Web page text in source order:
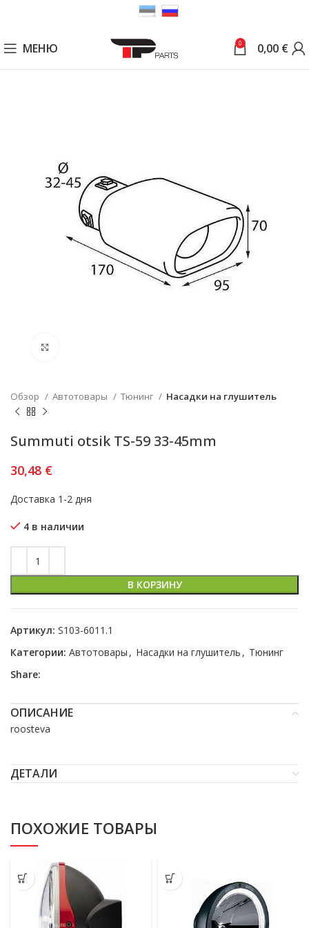
МЕНЮ 0 0,00 €
Обзор Автотовары Тюнинг Насадки на глушитель
Summuti otsik TS-59 33-45mm
30,48 €
Доставка 1-2 дня
4 в наличии
В КОРЗИНУ
Артикул: S103-6011.1
Категории: Автотовары , Насадки на глушитель , Тюнинг
Share:
ОПИСАНИЕ
roosteva
ДЕТАЛИ
ПОХОЖИЕ ТОВАРЫ